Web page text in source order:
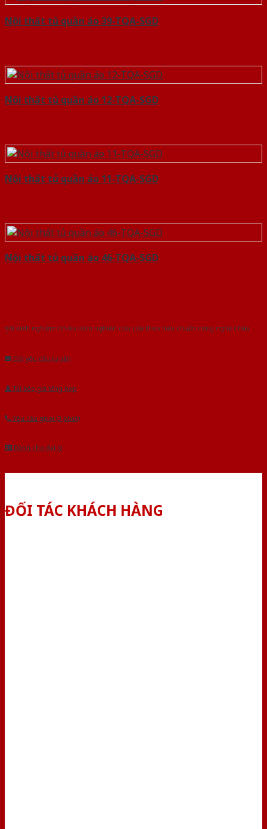
Nội thất tủ quần áo 39-TQA-SGD
Nội thất tủ quần áo 12-TQA-SGD
Nội thất tủ quần áo 11-TQA-SGD
Nội thất tủ quần áo 46-TQA-SGD
Với kinh nghiệm nhiêu năm nghiên cứu cửa theo tiêu chuẩn công nghệ Châu
Gửi yêu cầu tư vấn
Tải báo giá tổng hợp
Yêu cầu gọi lại (3 phút)
Dành cho đại lý
ĐỐI TÁC KHÁCH HÀNG